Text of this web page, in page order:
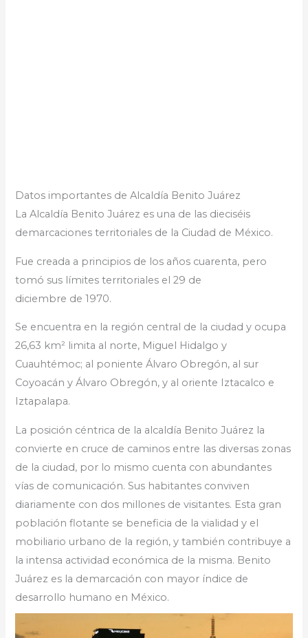
Datos importantes de Alcaldía Benito Juárez
La Alcaldía Benito Juárez es una de las dieciséis
demarcaciones territoriales de la Ciudad de México.
Fue creada a principios de los años cuarenta, pero
tomó sus límites territoriales el 29 de
diciembre de 1970.
Se encuentra en la región central de la ciudad y ocupa
26,63 km² limita al norte, Miguel Hidalgo y
Cuauhtémoc; al poniente Álvaro Obregón, al sur
Coyoacán y Álvaro Obregón, y al oriente Iztacalco e
Iztapalapa.
La posición céntrica de la alcaldía Benito Juárez la
convierte en cruce de caminos entre las diversas zonas
de la ciudad, por lo mismo cuenta con abundantes
vías de comunicación. Sus habitantes conviven
diariamente con dos millones de visitantes. Esta gran
población flotante se beneficia de la vialidad y el
mobiliario urbano de la región, y también contribuye a
la intensa actividad económica de la misma. Benito
Juárez es la demarcación con mayor índice de
desarrollo humano en México.